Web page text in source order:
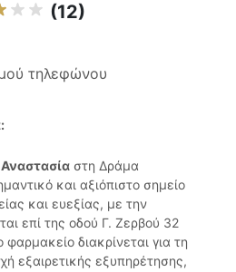
(12)
τηλεφώνου
στη Δράμα
και αξιόπιστο σημείο
και ευεξίας, με την
επί της οδού Γ. Ζερβού 32
διακρίνεται για τη
εξαιρετικής εξυπηρέτησης,